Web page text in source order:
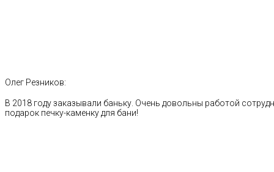
Олег Резников:
В 2018 году заказывали баньку. Очень довольны работой
подарок печку-каменку для бани!